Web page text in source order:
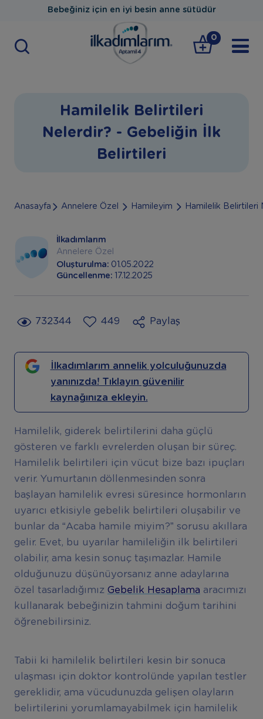
Bebeğiniz için en iyi besin anne sütüdür
0
Hamilelik Belirtileri
Nelerdir? - Gebeliğin İlk
Belirtileri
Anasayfa Annelere Özel Hamileyim Hamilelik Belirtileri
İlkadımlarım
Annelere Özel
Oluşturulma: 01.05.2022
Güncellenme:
17.12.2025
732344 449 Paylaş
İlkadımlarım annelik yolculuğunuzda
yanınızda! Tıklayın güvenilir
kaynağınıza ekleyin.
Hamilelik, giderek belirtilerini daha güçlü
gösteren ve farklı evrelerden oluşan bir süreç.
Hamilelik belirtileri için vücut bize bazı ipuçları
verir. Yumurtanın döllenmesinden sonra
başlayan hamilelik evresi süresince hormonların
uyarıcı etkisiyle gebelik belirtileri oluşabilir ve
bunlar da “Acaba hamile miyim?” sorusu akıllara
gelir. Evet, bu uyarılar hamileliğin ilk belirtileri
olabilir, ama kesin sonuç taşımazlar. Hamile
olduğunuzu düşünüyorsanız anne adaylarına
özel tasarladığımız Gebelik Hesaplama aracımızı
kullanarak bebeğinizin tahmini doğum tarihini
öğrenebilirsiniz.
Tabii ki hamilelik belirtileri kesin bir sonuca
ulaşması için doktor kontrolünde yapılan testler
gereklidir, ama vücudunuzda gelişen olayların
belirtilerini yorumlamayabilmek için hamilelik